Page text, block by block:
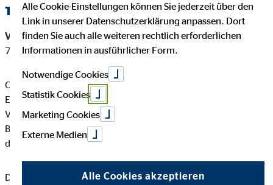
Tätigkeitsart
Versicherungsvermittler-Registernummer:D-3SXW-093RY-
76
Claudia Augustin ist ein Versicherungsvertreter mit
Erlaubnispflicht nach § 34 d Abs. 1 GewO, eingetragen in das
Vermittlerregister gemäß § 34d Abs. 10 GewO,
Bundesrepublik Deutschland Berufsrechtliche Regelung: § 34
d GewO, §§ 59 - 68 VVG, VersVermV
Diese berufsrechtlichen Regelungen können Sie auf folgender
Alle Cookie-Einstellungen können Sie jederzeit über den
Link in unserer Datenschutzerklärung anpassen. Dort
finden Sie auch alle weiteren rechtlich erforderlichen
Informationen in ausführlicher Form.
Notwendige Cookies
Statistik Cookies
Marketing Cookies
Externe Medien
Alle Cookies akzeptieren